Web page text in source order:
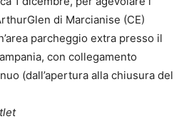
di Marcianise (CE)
parcheggio extra presso il
con collegamento
(dall’apertura alla chiusura del